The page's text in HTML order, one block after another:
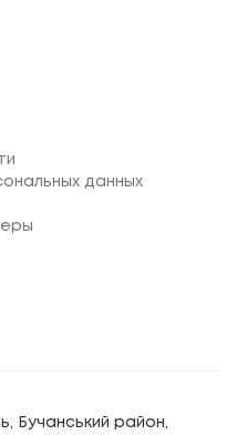
данных
Бучанський район,